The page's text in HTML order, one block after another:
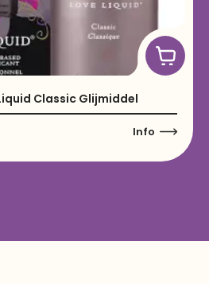
Classic Glijmiddel
Info